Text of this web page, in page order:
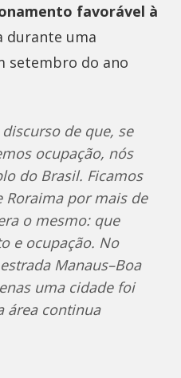
favorável à
durante uma
setembro do ano
de que, se
ocupação, nós
do Brasil. Ficamos
Roraima por mais de
o mesmo: que
e ocupação. No
Manaus–Boa
uma cidade foi
área continua